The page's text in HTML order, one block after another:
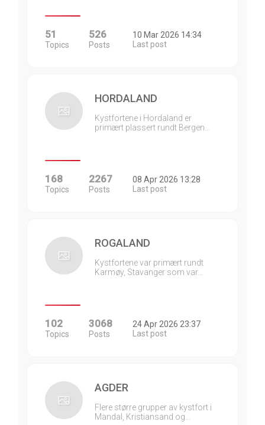
51
Topics
526
Posts
10 Mar 2026 14:34
Last post
HORDALAND
Kystfortene i Hordaland er
primært plassert rundt Bergen…
168
Topics
2267
Posts
08 Apr 2026 13:28
Last post
ROGALAND
Kystfortene var primært rundt
Karmøy, Stavanger som var…
102
Topics
3068
Posts
24 Apr 2026 23:37
Last post
AGDER
Flere større grupper av kystfort i
Mandal, Kristiansand og…